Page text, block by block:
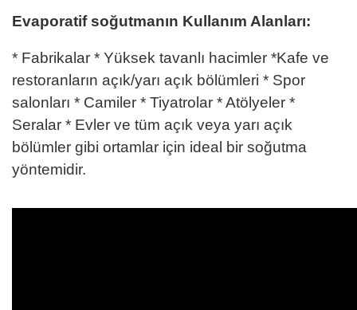
Evaporatif soğutmanın Kullanım Alanları:
* Fabrikalar * Yüksek tavanlı hacimler *Kafe ve
restoranların açık/yarı açık bölümleri * Spor
salonları * Camiler * Tiyatrolar *Atölyeler *
Seralar * Evler ve tüm açık veya yarı açık
bölümler gibi ortamlar için ideal bir soğutma
yöntemidir.